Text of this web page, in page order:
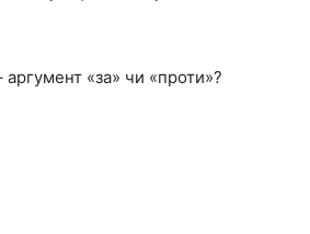
аргумент «за» чи «проти»?